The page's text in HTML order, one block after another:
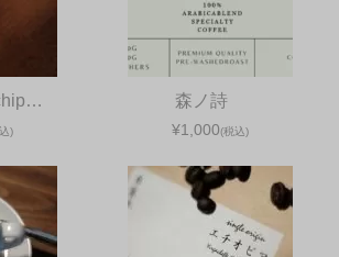
)
森ノ詩
¥1,000(税込)